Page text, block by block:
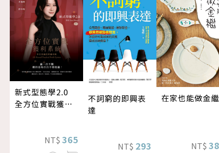
新式型態學2.0
全方位實戰獲利
NT$ 365
不詞窮的即興表
達
NT$ 293
在家也能做金繼
NT$